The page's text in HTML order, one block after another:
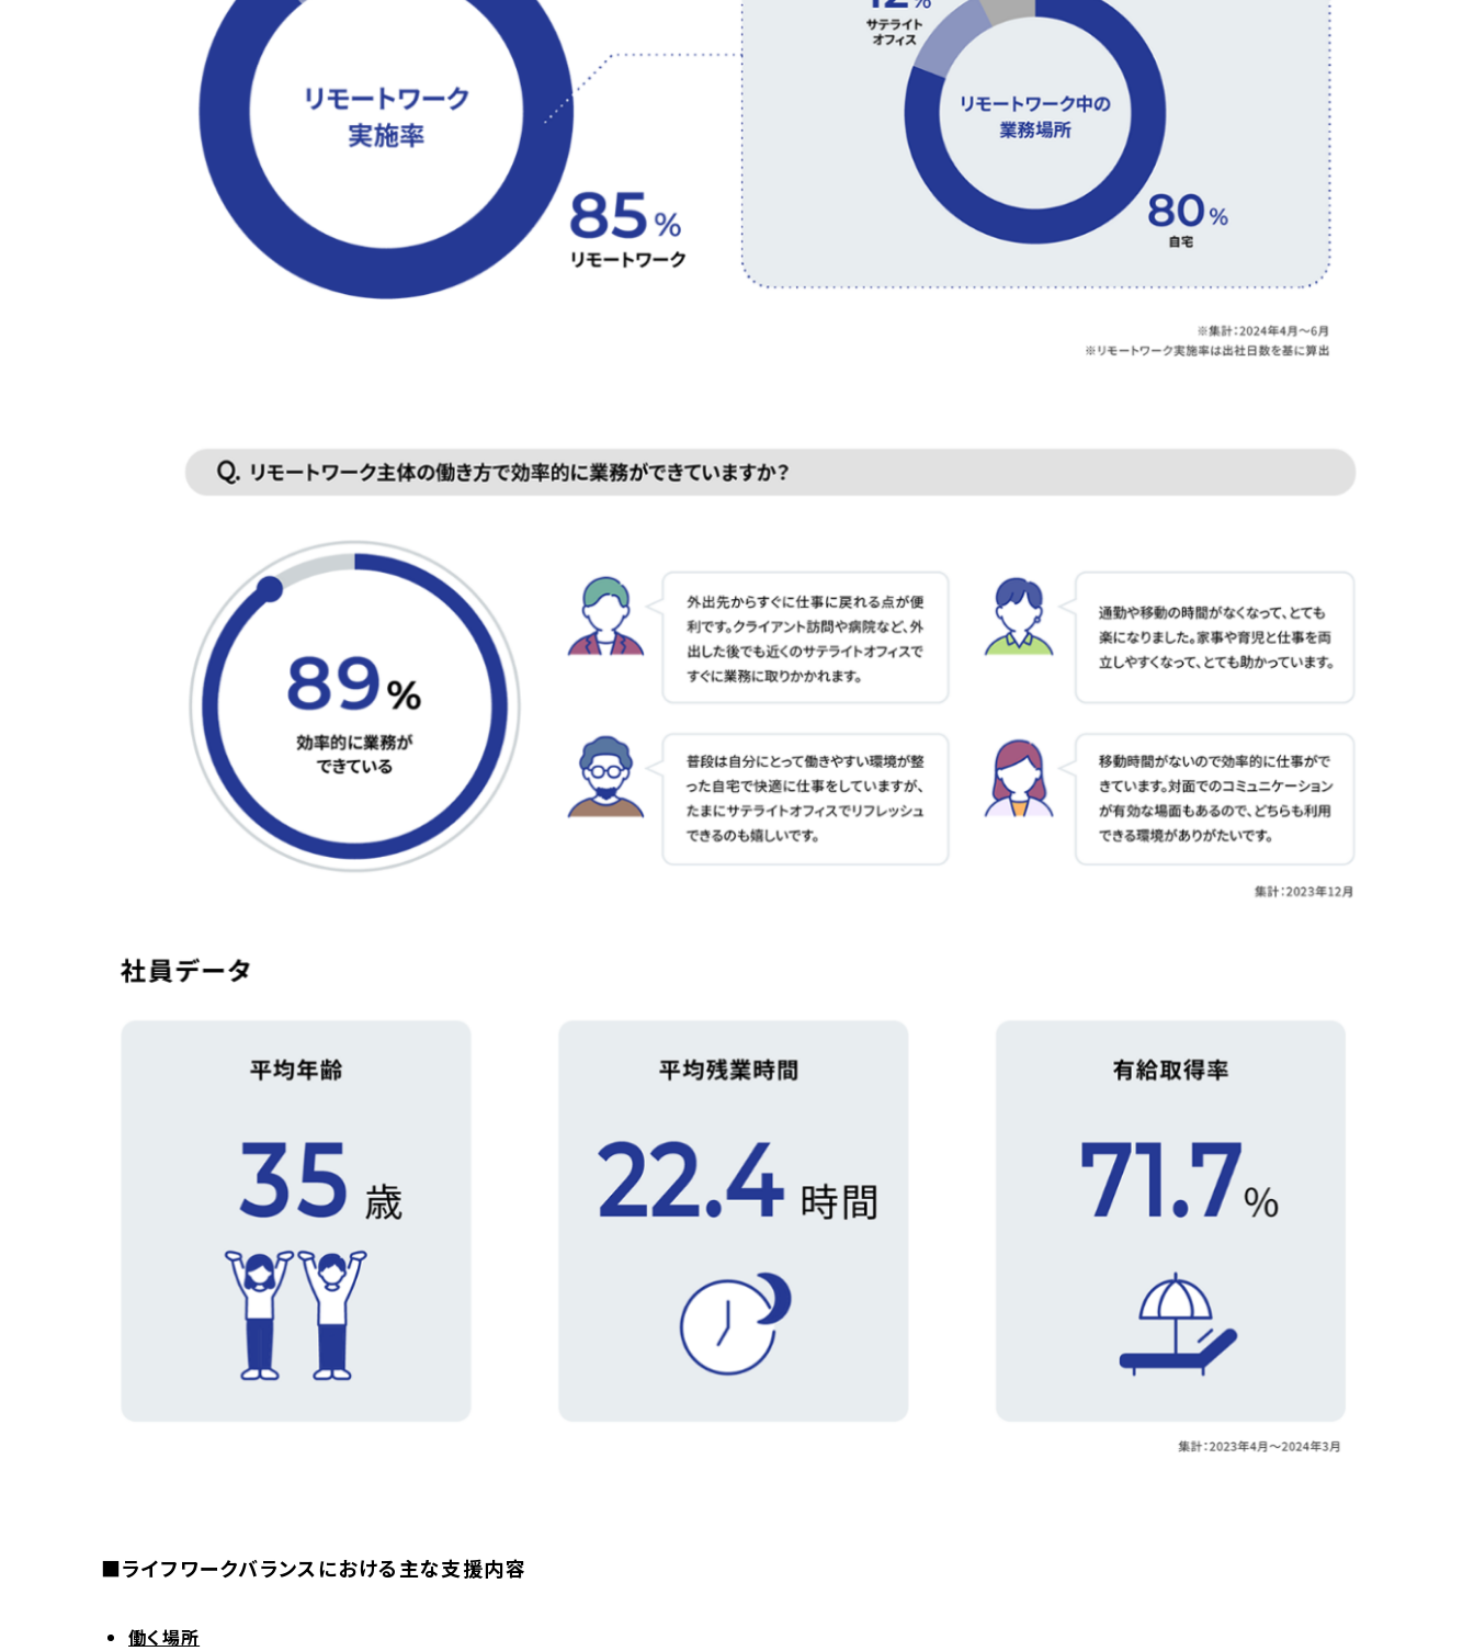
■ライフワークバランスにおける主な支援内容
働く場所